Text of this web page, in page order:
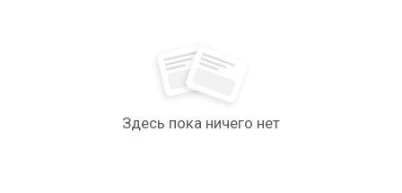
Здесь пока ничего нет